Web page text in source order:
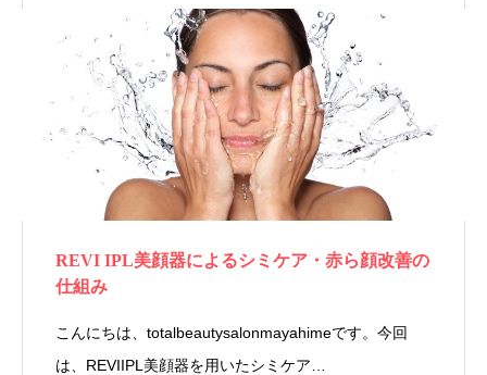
REVI IPL美顔器によるシミケア・赤ら顔改善の
仕組み
こんにちは、totalbeautysalonmayahimeです。今回
は、REVIIPL美顔器を用いたシミケア…